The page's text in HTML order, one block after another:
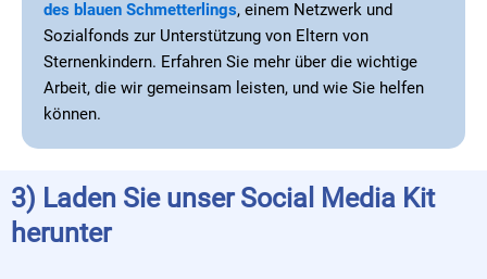
des blauen Schmetterlings, einem Netzwerk und
Sozialfonds zur Unterstützung von Eltern von
Sternenkindern. Erfahren Sie mehr über die wichtige
Arbeit, die wir gemeinsam leisten, und wie Sie helfen
können.
3) Laden Sie unser Social Media Kit
herunter